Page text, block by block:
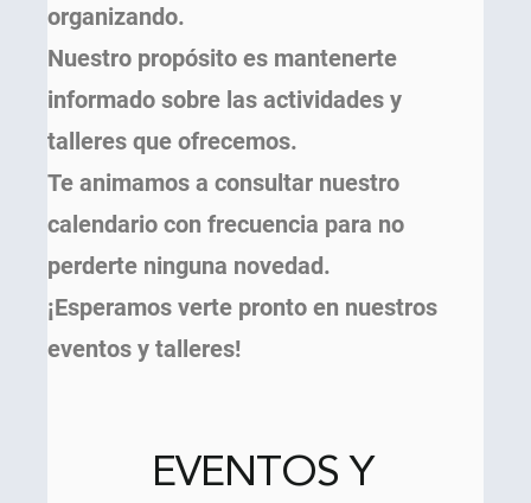
EVENTOS Y
organizando.
Nuestro propósito es mantenerte
informado sobre las actividades y
talleres que ofrecemos.
Te animamos a consultar nuestro
calendario con frecuencia para no
perderte ninguna novedad.
¡Esperamos verte pronto en nuestros
eventos y talleres!